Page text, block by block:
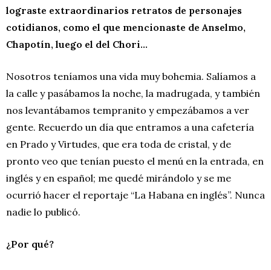
lograste extraordinarios retratos de personajes
cotidianos, como el que mencionaste de Anselmo,
Chapotín, luego el del Chori…
Nosotros teníamos una vida muy bohemia. Salíamos a
la calle y pasábamos la noche, la madrugada, y también
nos levantábamos tempranito y empezábamos a ver
gente. Recuerdo un día que entramos a una cafetería
en Prado y Virtudes, que era toda de cristal, y de
pronto veo que tenían puesto el menú en la entrada, en
inglés y en español; me quedé mirándolo y se me
ocurrió hacer el reportaje “La Habana en inglés”. Nunca
nadie lo publicó.
¿Por qué?